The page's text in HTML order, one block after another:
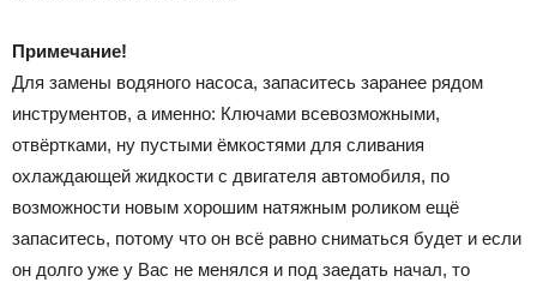
Примечание!
Для замены водяного насоса, запаситесь заранее рядом
инструментов, а именно: Ключами всевозможными,
отвёртками, ну пустыми ёмкостями для сливания
охлаждающей жидкости с двигателя автомобиля, по
возможности новым хорошим натяжным роликом ещё
запаситесь, потому что он всё равно сниматься будет и если
он долго уже у Вас не менялся и под заедать начал, то